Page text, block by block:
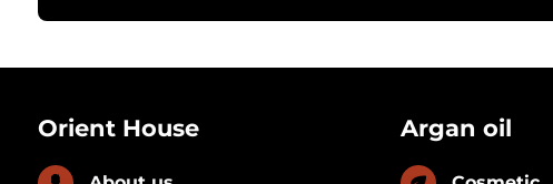
Orient House Argan oil